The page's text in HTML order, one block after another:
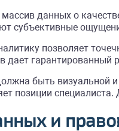
данных о
субъективные
позволяет
дает
быть
позиции
и